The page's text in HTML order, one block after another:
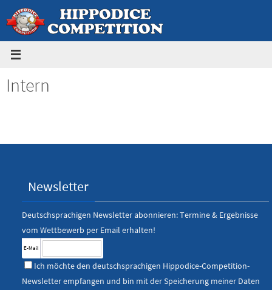
Inhalt
springen
Intern
Newsletter
Deutschsprachigen Newsletter abonnieren: Termine & Ergebnisse
vom Wettbewerb per Email erhalten!
E-Mail
Ich möchte den deutschsprachigen Hippodice-Competition-
Newsletter empfangen und bin mit der Speicherung meiner Daten